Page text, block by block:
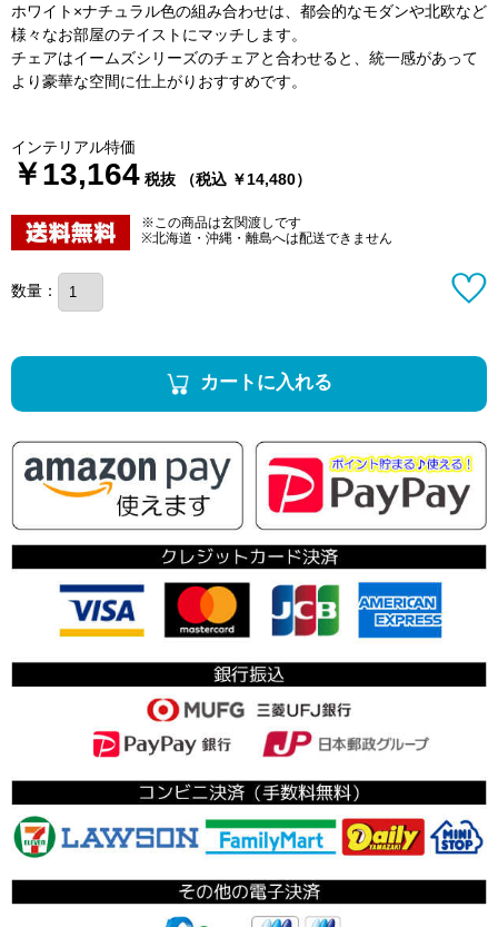
ホワイト×ナチュラル色の組み合わせは、都会的なモダンや北欧など
様々なお部屋のテイストにマッチします。
チェアはイームズシリーズのチェアと合わせると、統一感があって
より豪華な空間に仕上がりおすすめです。
インテリアル特価
￥13,164 税抜 （税込 ￥14,480）
※この商品は玄関渡しです
※北海道・沖縄・離島へは配送できません
数量：
カートに入れる